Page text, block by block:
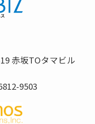
赤坂TOタマビル
9503